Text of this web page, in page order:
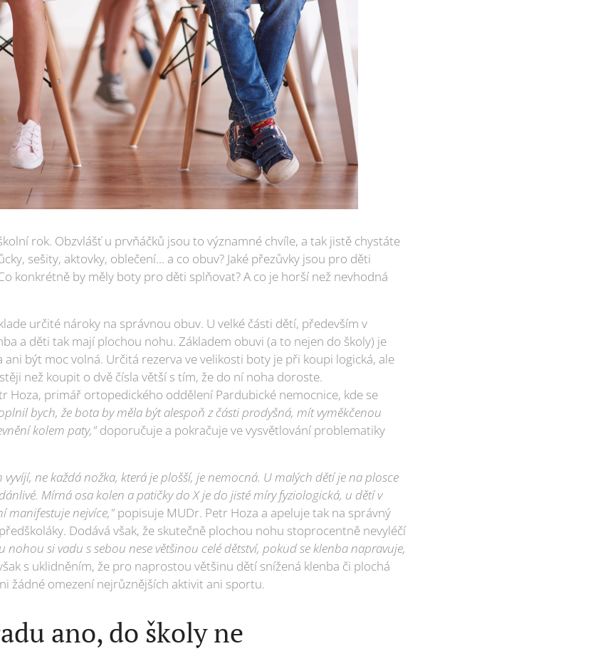
rok. Obzvlášť u prvňáčků jsou to významné chvíle, a tak jistě chystáte
sešity, aktovky, oblečení... a co obuv? Jaké přezůvky jsou pro děti
konkrétně by měly boty pro děti splňovat? A co je horší než nevhodná
určité nároky na správnou obuv. U velké části dětí, především v
a děti tak mají plochou nohu. Základem obuvi (a to nejen do školy) je
být moc volná. Určitá rezerva ve velikosti boty je při koupi logická, ale
než koupit o dvě čísla větší s tím, že do ní noha doroste.
Hoza, primář ortopedického oddělení Pardubické nemocnice, kde se
bych, že bota by měla být alespoň z části prodyšná, mít vyměkčenou
kolem paty," doporučuje a pokračuje ve vysvětlování problematiky
ne každá nožka, která je plošší, je nemocná. U malých dětí je na plosce
Mírná osa kolen a patičky do X je do jisté míry fyziologická, u dětí v
manifestuje nejvíce," popisuje MUDr. Petr Hoza a apeluje tak na správný
Dodává však, že skutečně plochou nohu stoprocentně nevyléčí
nohou si vadu s sebou nese většinou celé dětství, pokud se klenba napravuje,
s uklidněním, že pro naprostou většinu dětí snížená klenba či plochá
žádné omezení nejrůznějších aktivit ani sportu.
ano, do školy ne